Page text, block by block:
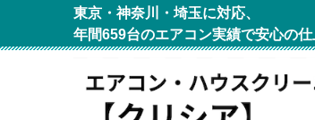
東京・神奈川・埼玉に対応、
年間659台のエアコン実績で安心の